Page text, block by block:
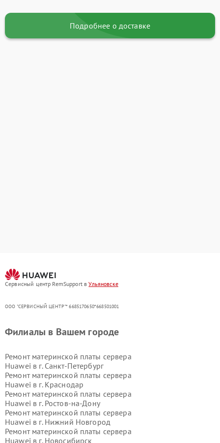
Подробнее о доставке
Сервисный центр RemSupport вУльяновске
ООО "СЕРВИСНЫЙ ЦЕНТР"* 6685170650*668501001
Филиалы в Вашем городе
Ремонт материнской платы сервера
Huawei в г. Санкт-Петербург
Ремонт материнской платы сервера
Huawei в г. Краснодар
Ремонт материнской платы сервера
Huawei в г. Ростов-на-Дону
Ремонт материнской платы сервера
Huawei в г. Нижний Новгород
Ремонт материнской платы сервера
Huawei в г. Новосибирск